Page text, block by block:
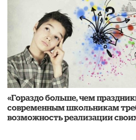
«Гораздо больше, чем
современным школьникам
возможность реализации